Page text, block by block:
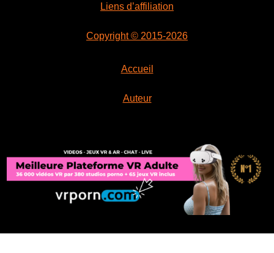
Liens d’affiliation
Copyright © 2015-2026
Accueil
Auteur